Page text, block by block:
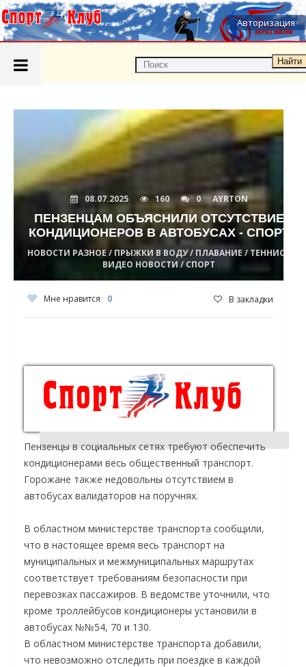
Авторизация
Найти
08.07.2025 160 0 AYRTON
ПЕНЗЕНЦАМ ОБЪЯСНИЛИ ОТСУТСТВИЕ
КОНДИЦИОНЕРОВ В АВТОБУСАХ - СПОРТ
НОВОСТИ РАЗНОЕ / ПРЫЖКИ В ВОДУ / ПЛАВАНИЕ / ТЕННИС /
ВИДЕО НОВОСТИ / СПОРТ
Мне нравится 0 В закладки
Пензенцы в социальных сетях требуют обеспечить
кондиционерами весь общественный транспорт.
Горожане также недовольны отсутствием в
автобусах валидаторов на поручнях.
В областном министерстве транспорта сообщили,
что в настоящее время весь транспорт на
муниципальных и межмуниципальных маршрутах
соответствует требованиям безопасности при
перевозках пассажиров. В ведомстве уточнили, что
кроме троллейбусов кондиционеры установили в
автобусах №№54, 70 и 130.
В областном министерстве транспорта добавили,
что невозможно отследить при поездке в каждой